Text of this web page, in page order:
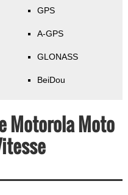
GPS
A-GPS
GLONASS
BeiDou
Motorola Moto